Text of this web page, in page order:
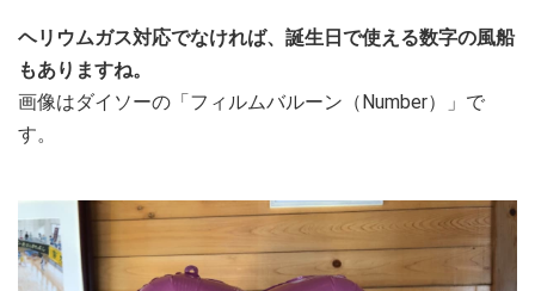
ヘリウムガス対応でなければ、誕生日で使える数字の風船
もありますね。
画像はダイソーの「フィルムバルーン（Number）」で
す。